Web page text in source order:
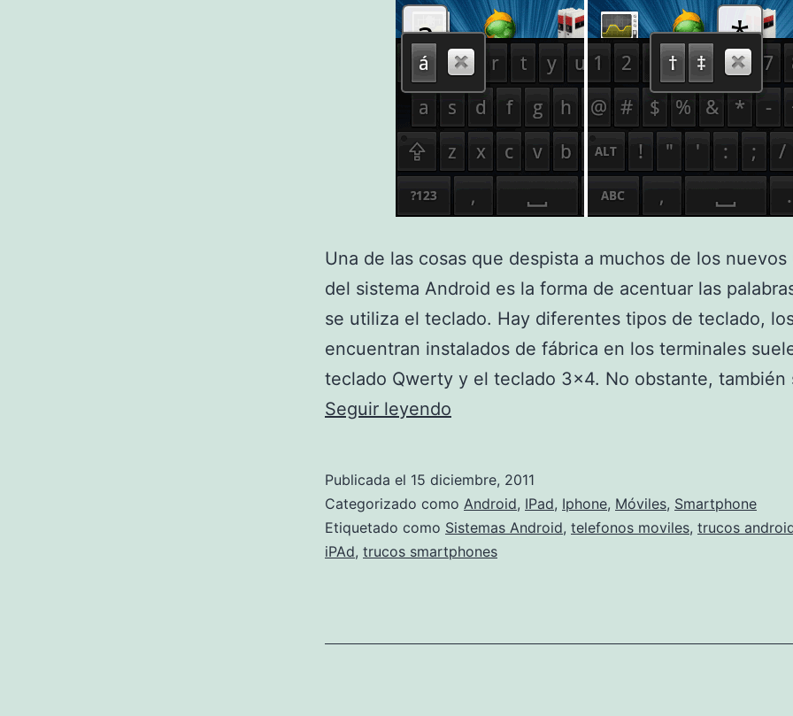
Una de las cosas que despista a muchos de los nuevos
del sistema Android es la forma de acentuar las
se utiliza el teclado. Hay diferentes tipos de teclado,
encuentran instalados de fábrica en los terminales
teclado Qwerty y el teclado 3×4. No obstante, también
Seguir leyendo
especiales
en
Android
Publicada el 15 diciembre, 2011
Categorizado como Android, IPad, Iphone, Móviles, Smartphone
Etiquetado como Sistemas Android, telefonos moviles, trucos
iPAd, trucos smartphones